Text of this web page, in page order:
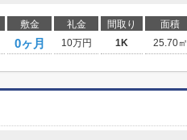
敷金 礼金 間取り 面積
0ヶ月 10万円 1K 25.70㎡